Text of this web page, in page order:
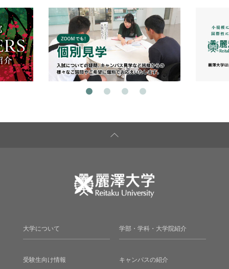
大学について 学部・学科・大学院紹介
受験生向け情報 キャンパスの紹介